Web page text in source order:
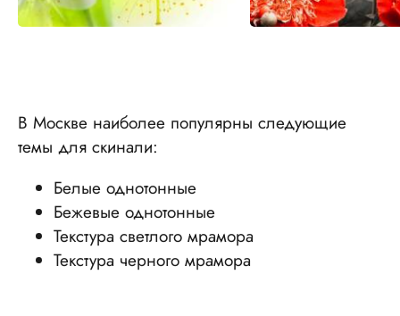
В Москве наиболее популярны следующие
темы для скинали:
Белые однотонные
Бежевые однотонные
Текстура светлого мрамора
Текстура черного мрамора